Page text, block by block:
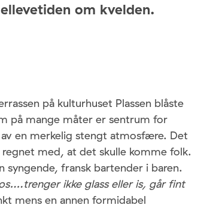
om kvelden.
på kulturhuset Plassen blåste
på mange måter er sentrum for
en merkelig stengt atmosfære. Det
med, at det skulle komme folk.
syngende, fransk bartender i baren.
ikke glass eller is, går fint
mens en annen formidabel